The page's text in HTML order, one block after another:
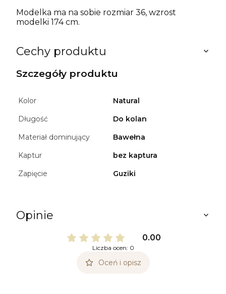
Modelka ma na sobie rozmiar 36, wzrost
modelki 174 cm.
Cechy produktu
Szczegóły produktu
Kolor
Natural
Długość
Do kolan
Materiał dominujący
Bawełna
Kaptur
bez kaptura
Zapięcie
Guziki
Opinie
0.00
Liczba ocen: 0
Oceń i opisz